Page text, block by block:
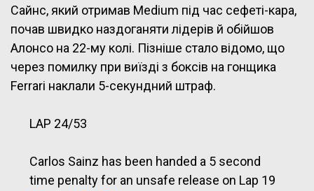
Сайнс, який отримав Medium під час сефеті-кара,
почав швидко наздоганяти лідерів й обійшов
Алонсо на 22-му колі. Пізніше стало відомо, що
через помилку при виїзді з боксів на гонщика
Ferrari наклали 5-секундний штраф.
LAP 24/53
Carlos Sainz has been handed a 5 second
time penalty for an unsafe release on Lap 19